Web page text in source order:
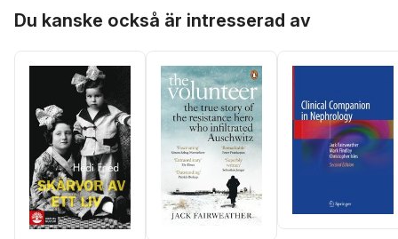
Du kanske också är intresserad av